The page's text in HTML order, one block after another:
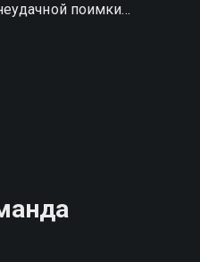
поимки
свои ошибки, а
убийств,
со своим
сериала Виктор Лессар